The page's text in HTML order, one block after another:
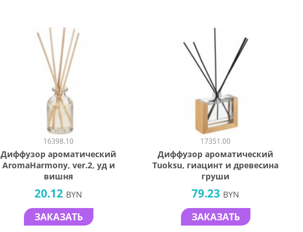
16398.10
Диффузор ароматический
AromaHarmony, ver.2, уд и
вишня
20.12 BYN
ЗАКАЗАТЬ
17351.00
Диффузор ароматический
Tuoksu, гиацинт и древесина
груши
79.23 BYN
ЗАКАЗАТЬ